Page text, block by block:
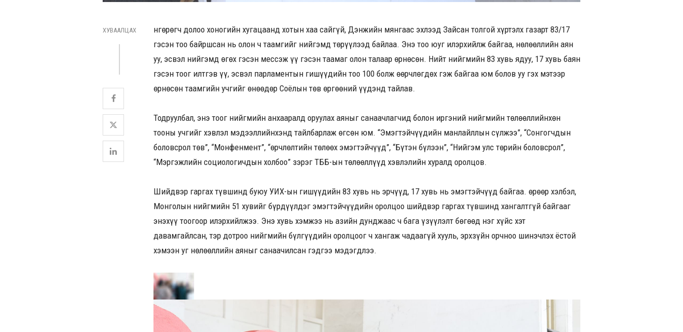
ХУВААЛЦАХ
Өнгөрөгч долоо хоногийн хугацаанд хотын хаа сайгүй, Дэнжийн мянгаас эхлээд Зайсан толгой хүртэлх газарт 83/17
гэсэн тоо байршсан нь олон ч таамгийг нийгэмд төрүүлээд байлаа. Энэ тоо юуг илэрхийлж байгаа, нөлөөллийн аян
уу, эсвэл нийгэмд өгөх гэсэн мессэж үү гэсэн таамаг олон талаар өрнөсөн. Нийт нийгмийн 83 хувь ядуу, 17 хувь баян
гэсэн тоог илтгэв үү, эсвэл парламентын гишүүдийн тоо 100 болж өөрчлөгдөх гэж байгаа юм болов уу гэх мэтээр
өрнөсөн таамгийн учгийг өнөөдөр Соёлын төв өргөөний үүдэнд тайлав.
Тодруулбал, энэ тоог нийгмийн анхааралд оруулах аяныг санаачлагчид болон иргэний нийгмийн төлөөллийнхөн
тооны учгийг хэвлэл мэдээллийнхэнд тайлбарлаж өгсөн юм. “Эмэгтэйчүүдийн манлайллын сүлжээ”, “Сонгогчдын
боловсрол төв”, “Монфенмент”, “Өөрчлөлтийн төлөөх эмэгтэйчүүд”, “Бүтэн бүлээн”, “Нийгэм улс төрийн боловсрол”,
“Мэргэжлийн социологичдын холбоо” зэрэг ТББ-ын төлөөллүүд хэвлэлийн хуралд оролцов.
Шийдвэр гаргах түвшинд буюу УИХ-ын гишүүдийн 83 хувь нь эрчүүд, 17 хувь нь эмэгтэйчүүд байгаа. Өөрөөр хэлбэл,
Монголын нийгмийн 51 хувийг бүрдүүлдэг эмэгтэйчүүдийн оролцоо шийдвэр гаргах түвшинд хангалтгүй байгааг
энэхүү тоогоор илэрхийлжээ. Энэ хувь хэмжээ нь азийн дунджаас ч бага үзүүлэлт бөгөөд нэг хүйс хэт
давамгайлсан, тэр дотроо нийгмийн бүлгүүдийн оролцоог ч хангаж чадаагүй хууль, эрхзүйн орчноо шинэчлэх ёстой
хэмээн уг нөлөөллийн аяныг санаачилсан гэдгээ мэдэгдлээ.